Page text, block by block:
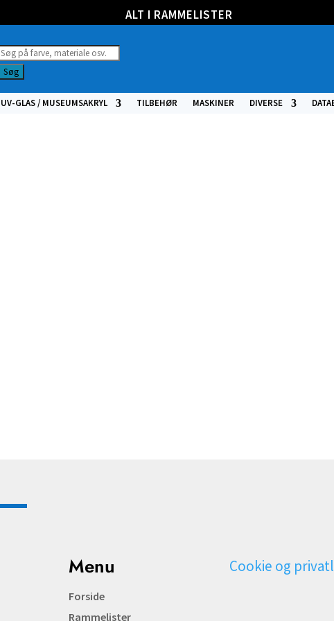
ALT I RAMMELISTER
Products
search
Søg
UV-GLAS / MUSEUMSAKRYL TILBEHØR MASKINER DIVERSE
Menu
Forside
Rammelister
Cookie og